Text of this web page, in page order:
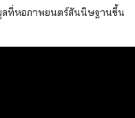
ลที่หอภาพยนตร์สันนิษฐานขึ้น